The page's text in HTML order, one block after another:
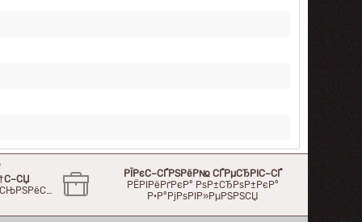
РЇРєС–СЃРЅРёР№ СЃРµСЂРІС–СЃ
РЁРІРёРґРєР° РѕР±СЂРѕР±РєР°
Р·Р°РјРѕРІР»РµРЅРЅСЏ